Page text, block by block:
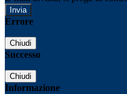
Errore
Chiudi
Successo
Chiudi
Informazione